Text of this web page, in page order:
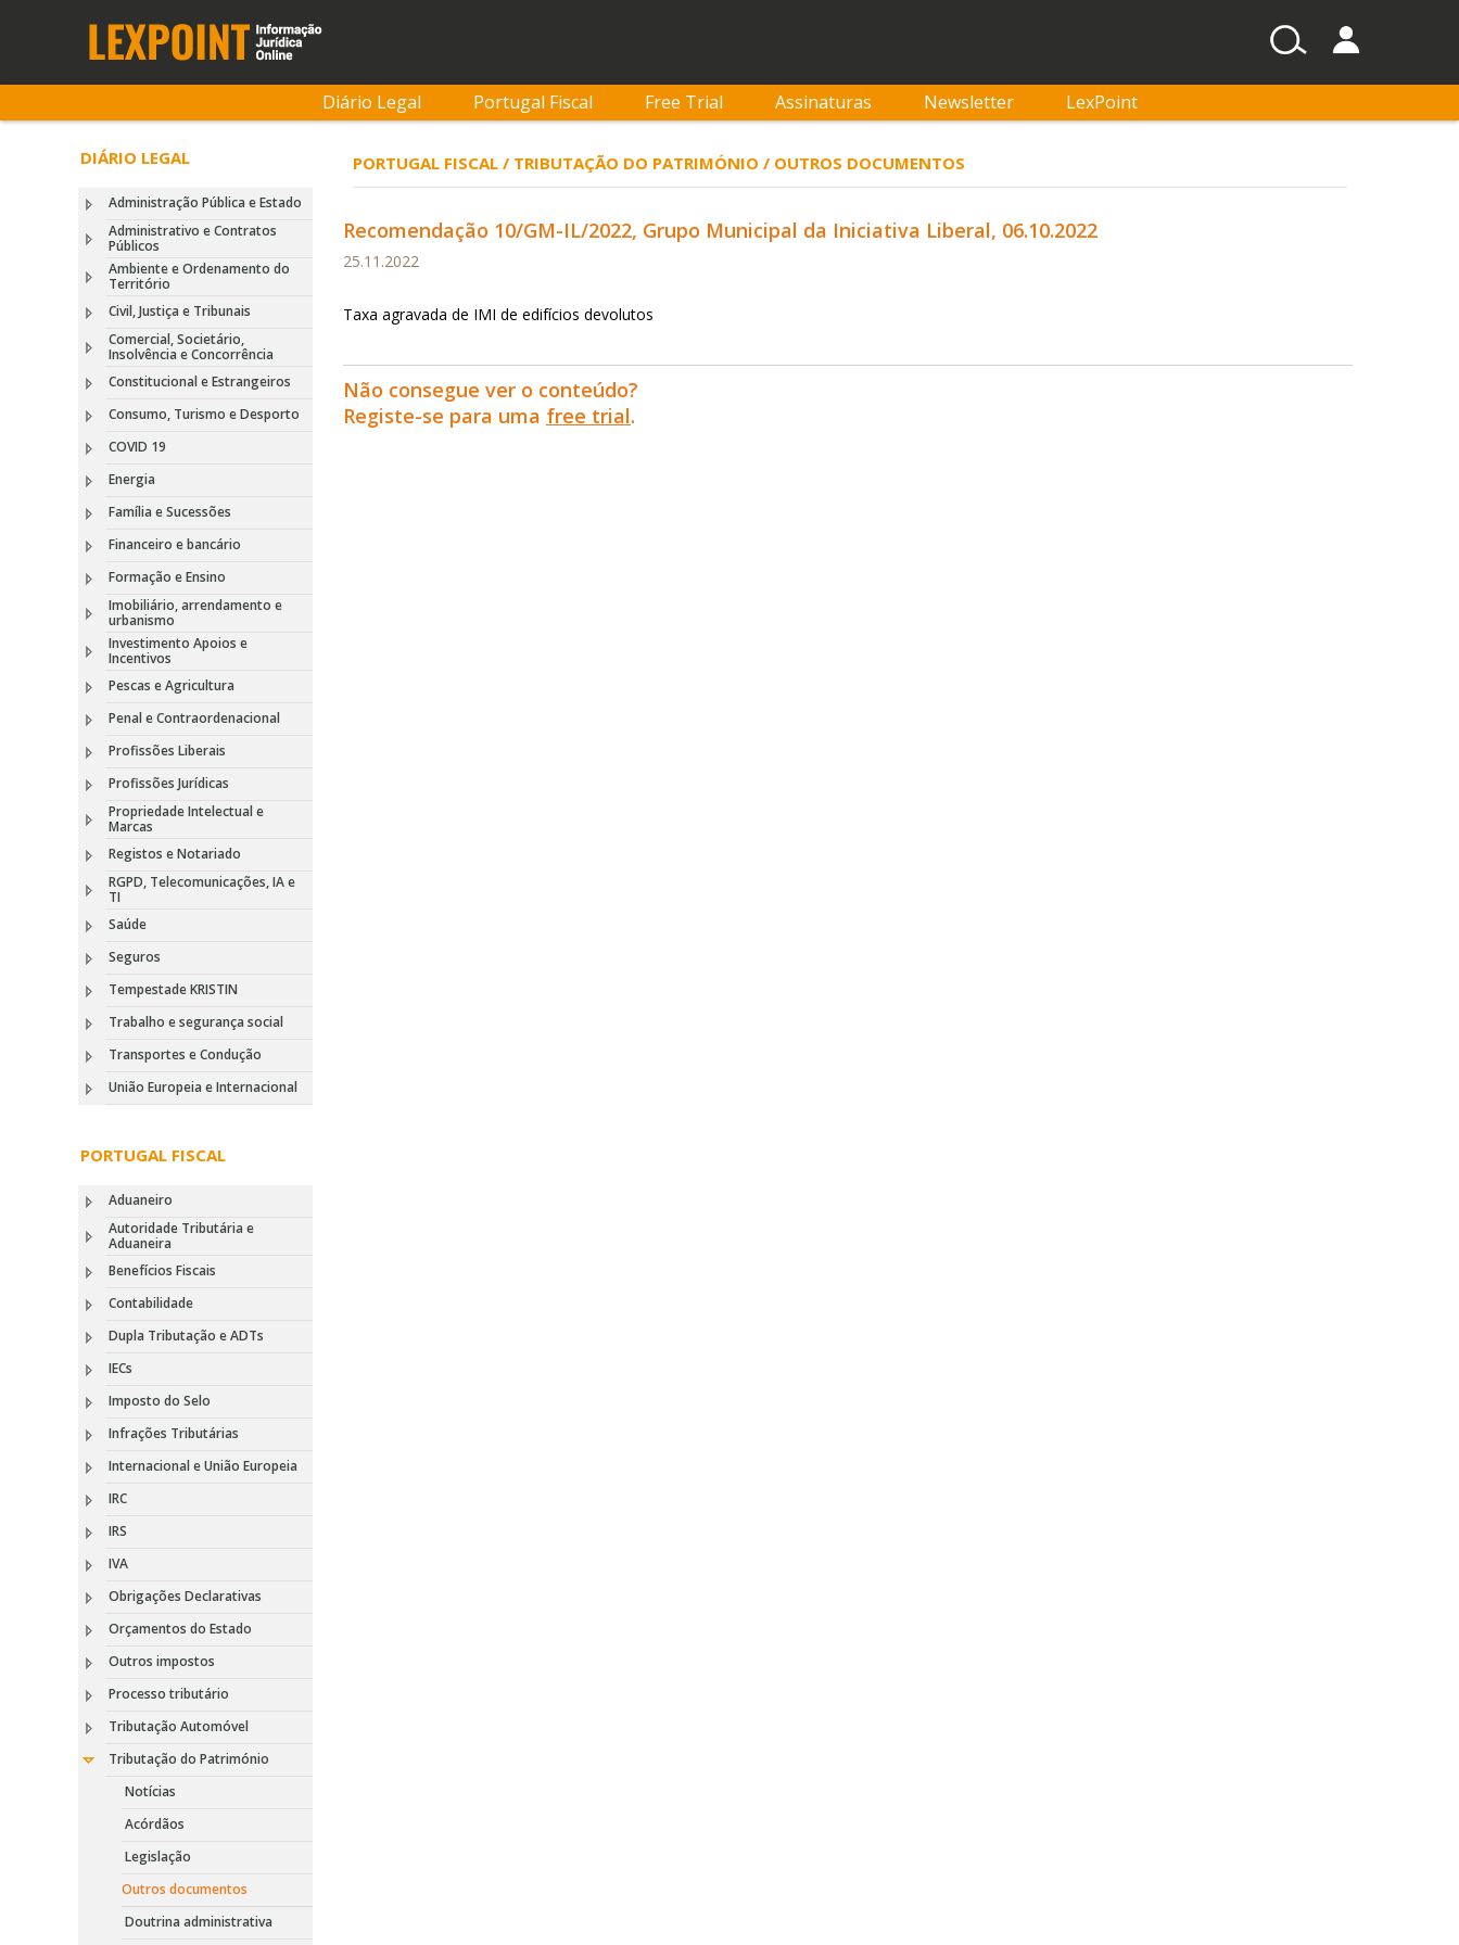
Diário Legal Portugal Fiscal Free Trial Assinaturas Newsletter LexPoint
DIÁRIO LEGAL
Administração Pública e Estado
Administrativo e Contratos
Públicos
Ambiente e Ordenamento do
Território
Civil, Justiça e Tribunais
Comercial, Societário,
Insolvência e Concorrência
Constitucional e Estrangeiros
Consumo, Turismo e Desporto
COVID 19
Energia
Família e Sucessões
Financeiro e bancário
Formação e Ensino
Imobiliário, arrendamento e
urbanismo
Investimento Apoios e
Incentivos
Pescas e Agricultura
Penal e Contraordenacional
Profissões Liberais
Profissões Jurídicas
Propriedade Intelectual e
Marcas
Registos e Notariado
RGPD, Telecomunicações, IA e
TI
Saúde
Seguros
Tempestade KRISTIN
Trabalho e segurança social
Transportes e Condução
União Europeia e Internacional
PORTUGAL FISCAL
Aduaneiro
Autoridade Tributária e
Aduaneira
Benefícios Fiscais
Contabilidade
Dupla Tributação e ADTs
IECs
Imposto do Selo
Infrações Tributárias
Internacional e União Europeia
IRC
IRS
IVA
Obrigações Declarativas
Orçamentos do Estado
Outros impostos
Processo tributário
Tributação Automóvel
Tributação do Património
Notícias
Acórdãos
Legislação
Outros documentos
Doutrina administrativa
PORTUGAL FISCAL / TRIBUTAÇÃO DO PATRIMÓNIO / OUTROS DOCUMENTOS
Recomendação 10/GM-IL/2022, Grupo Municipal da Iniciativa Liberal, 06.10.2022
25.11.2022
Taxa agravada de IMI de edifícios devolutos
Não consegue ver o conteúdo?
Registe-se para uma free trial.